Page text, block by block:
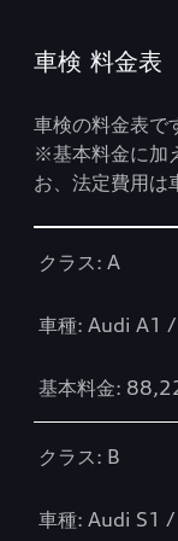
車検 料金表
車検の料金表で
※基本料金に加
お、法定費用は
クラス: A
車種: Audi A1
基本料金:
クラス: B
車種: Audi S1